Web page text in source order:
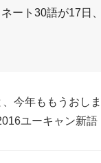
ート30語が17日
今年ももうおし
ユーキャン新